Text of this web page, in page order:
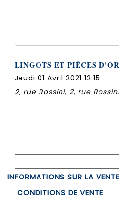
LINGOTS ET PIÈCES D'OR
Jeudi 01 Avril 2021 12:15
2, rue Rossini, 2, rue
INFORMATIONS SUR LA VENTE
CONDITIONS DE VENTE